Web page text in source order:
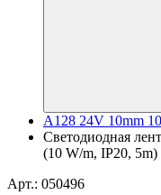
A128 24V 10mm
Светодиодная
(10 W/m, IP20,
Арт.: 050496